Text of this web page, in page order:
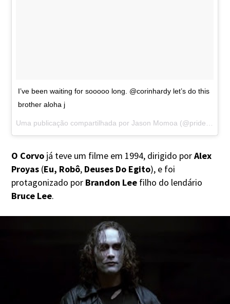
I’ve been waiting for sooooo long. @corinhardy let’s do this
brother aloha j
O Corvo já teve um filme em 1994, dirigido porAlex
Proyas (Eu, Robô, Deuses Do Egito), e foi
protagonizado por Brandon Lee filho do lendário
Bruce Lee.